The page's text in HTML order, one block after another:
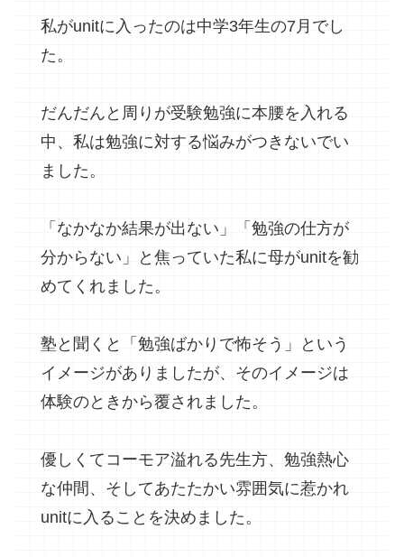
私がunitに入ったのは中学3年生の7月でし
た。
だんだんと周りが受験勉強に本腰を入れる
中、私は勉強に対する悩みがつきないでい
ました。
「なかなか結果が出ない」「勉強の仕方が
分からない」と焦っていた私に母がunitを勧
めてくれました。
塾と聞くと「勉強ばかりで怖そう」という
イメージがありましたが、そのイメージは
体験のときから覆されました。
優しくてコーモア溢れる先生方、勉強熱心
な仲間、そしてあたたかい雰囲気に惹かれ
unitに入ることを決めました。